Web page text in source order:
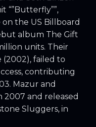
“”Butterfly””,
the US Billboard
album The Gift
units. Their
failed to
contributing
Mazur and
2007 and released
Sluggers, in